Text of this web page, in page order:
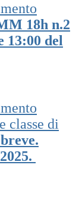
18h n.2
13:00 del
classe di